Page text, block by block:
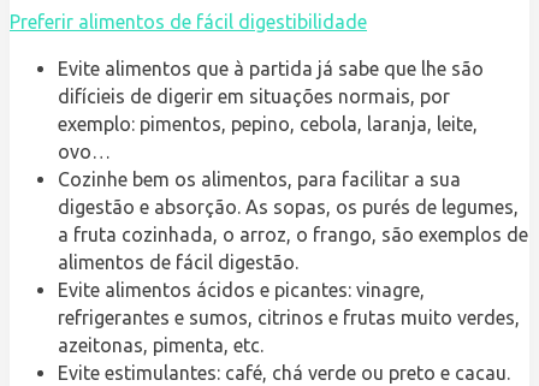
Preferir alimentos de fácil digestibilidade
Evite alimentos que à partida já sabe que lhe são
difícieis de digerir em situações normais, por
exemplo: pimentos, pepino, cebola, laranja, leite,
ovo…
Cozinhe bem os alimentos, para facilitar a sua
digestão e absorção. As sopas, os purés de legumes,
a fruta cozinhada, o arroz, o frango, são exemplos de
alimentos de fácil digestão.
Evite alimentos ácidos e picantes: vinagre,
refrigerantes e sumos, citrinos e frutas muito verdes,
azeitonas, pimenta, etc.
Evite estimulantes: café, chá verde ou preto e cacau.